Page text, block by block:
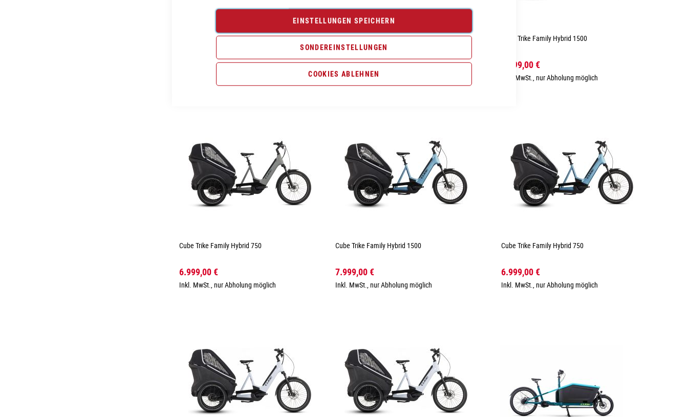
EINSTELLUNGEN SPEICHERN
SONDEREINSTELLUNGEN
COOKIES ABLEHNEN
Cube Fold Hybrid Comfort 500
3.399,00 €
Cube Fold Hybrid Comfort 500
3.399,00 €
Inkl. MwSt., nur Abholung möglich
Cube Trike Family Hybrid 1500
7.999,00 €
Inkl. MwSt., nur Abholung möglich
Cube Trike Family Hybrid 750
6.999,00 €
Inkl. MwSt., nur Abholung möglich
Cube Trike Family Hybrid 1500
7.999,00 €
Inkl. MwSt., nur Abholung möglich
Cube Trike Family Hybrid 750
6.999,00 €
Inkl. MwSt., nur Abholung möglich